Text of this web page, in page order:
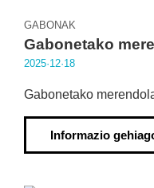
GABONAK
Gabonetako
2025·12·18
Gabonetako
Informazio